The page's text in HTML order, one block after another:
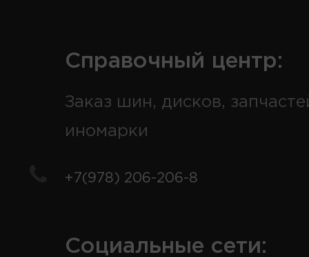
Справочный центр:
Заказ шин, дисков,
иномарки
+7(978) 206-206-8
Социальные сети: